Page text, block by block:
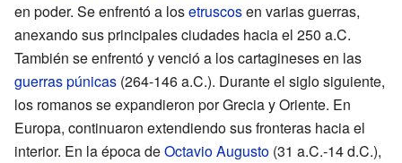
en poder. Se enfrentó a losetruscosen varias guerras,
anexando sus principales ciudades hacia el 250 a.C.
También se enfrentó y venció a los cartagineses en las
guerras púnicas (264-146 a.C.). Durante el siglo siguiente,
los romanos se expandieron por Grecia y Oriente. En
Europa, continuaron extendiendo sus fronteras hacia el
interior. En la época deOctavio Augusto (31 a.C.-14 d.C.),